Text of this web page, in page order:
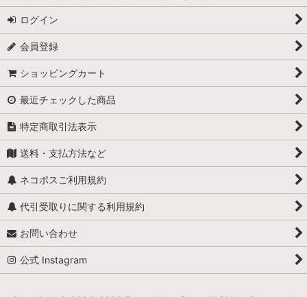
ログイン
会員登録
ショッピングカート
最近チェックした商品
特定商取引法表示
送料・支払方法など
ネコポスご利用規約
代引受取りに関する利用規約
お問い合わせ
公式 Instagram